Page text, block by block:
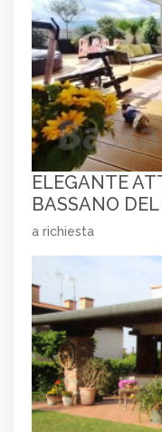
ELEGANTE
BASSANO
a richiesta